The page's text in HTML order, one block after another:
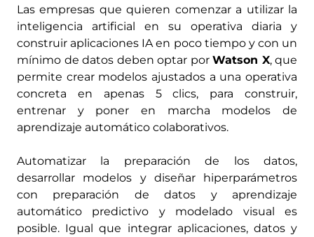
Las empresas que quieren comenzar a utilizar la
inteligencia artificial en su operativa diaria y
construir aplicaciones IA en poco tiempo y con un
mínimo de datos deben optar por Watson X, que
permite crear modelos ajustados a una operativa
concreta en apenas 5 clics, para construir,
entrenar y poner en marcha modelos de
aprendizaje automático colaborativos.
Automatizar la preparación de los datos,
desarrollar modelos y diseñar hiperparámetros
con preparación de datos y aprendizaje
automático predictivo y modelado visual es
posible. Igual que integrar aplicaciones, datos y